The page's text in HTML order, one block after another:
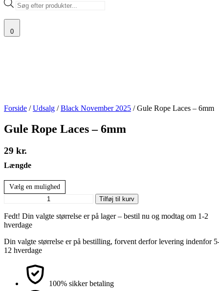
Products
search
0
Forside /Udsalg /Black November 2025 / Gule Rope Laces – 6mm
Gule Rope Laces – 6mm
29 kr.
Længde
Vælg en mulighed
Laces
-
antal
Tilføj til kurv
Fedt! Din valgte størrelse er på lager – bestil nu og modtag om 1-2
hverdage
Din valgte størrelse er på bestilling, forvent derfor levering indenfor
12 hverdage
100% sikker betaling